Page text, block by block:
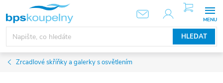
obsah
HLEDAT
NÁKUPNÍ
KOŠÍK
Zrcadlové skříňky a galerky s osvětlením